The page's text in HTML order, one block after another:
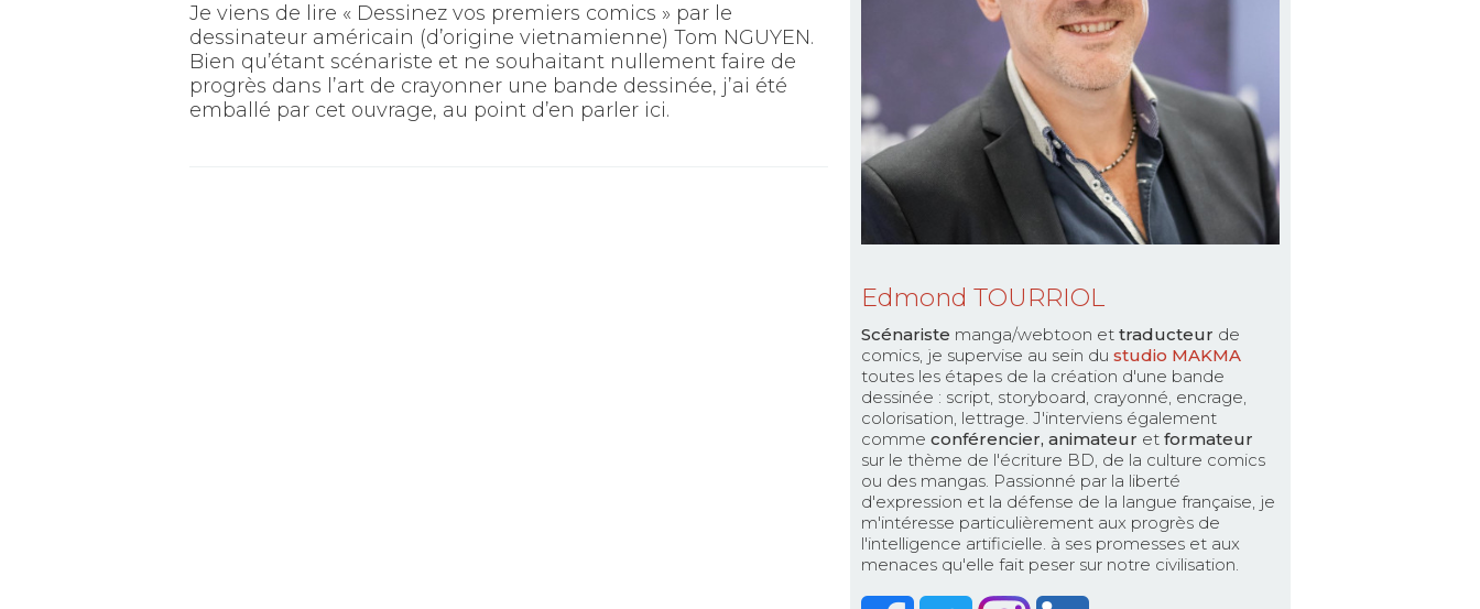
Je viens de lire « Dessinez vos premiers comics » par le
dessinateur américain (d’origine vietnamienne) Tom NGUYEN.
Bien qu’étant scénariste et ne souhaitant nullement faire de
progrès dans l’art de crayonner une bande dessinée, j’ai été
emballé par cet ouvrage, au point d’en parler ici.
Edmond TOURRIOL
Scénariste manga/webtoon et traducteur de
comics, je supervise au sein du studio MAKMA
toutes les étapes de la création d'une bande
dessinée : script, storyboard, crayonné, encrage,
colorisation, lettrage. J'interviens également
comme conférencier, animateur et formateur
sur le thème de l'écriture BD, de la culture comics
ou des mangas. Passionné par la liberté
d'expression et la défense de la langue française, je
m'intéresse particulièrement aux progrès de
l'intelligence artificielle. à ses promesses et aux
menaces qu'elle fait peser sur notre civilisation.